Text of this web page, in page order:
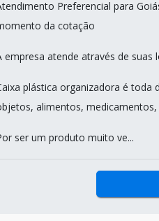
Preferencial para
da cotação
empresa atende através de suas
plástica organizadora é toda
alimentos,
ser um produto muito ve...